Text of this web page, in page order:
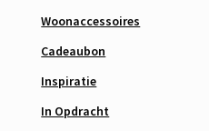
Woonaccessoires
Cadeaubon
Inspiratie
In Opdracht